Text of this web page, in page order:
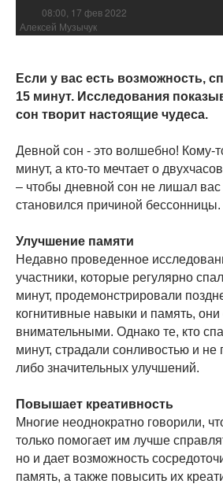
08:00, 17 фев 2022
Алексей Музычук
Если у вас есть возможность,
15 минут. Исследования
сон творит настоящие чудеса.
Девной сон - это волшебно! Кому-
минут, а кто-то мечтает о
– чтобы дневной сон не лишал вас
становился причиной бессонницы.
Улучшение памяти
Недавно проведенное
участники, которые регулярно
минут, продемонстрировали
когнитивные навыки и память, они
внимательными. Однако те, кто
минут, страдали сонливостью и не
либо значительных улучшений.
Повышает креативность
Многие неоднократно говорили,
только помогает им лучше
но и дает возможность
память, а также повысить их